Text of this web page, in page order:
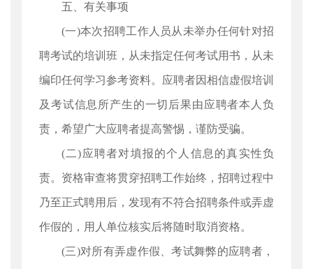
五、有关事项
(一)本次招聘工作人员从未举办任何针对招
聘考试的培训班，从未指定任何考试用书，从未
编印任何学习参考资料。应聘者因相信虚假培训
及考试信息所产生的一切后果由应聘者本人负
责，希望广大应聘者提高警惕，谨防受骗。
(二)应聘者对填报的个人信息的真实性负
责。资格审查将贯穿招聘工作始终，招聘过程中
乃至正式聘用后，发现有不符合招聘条件或弄虚
作假的，用人单位核实后将随时取消资格。
(三)对所有弄虚作假、考试舞弊的应聘者，